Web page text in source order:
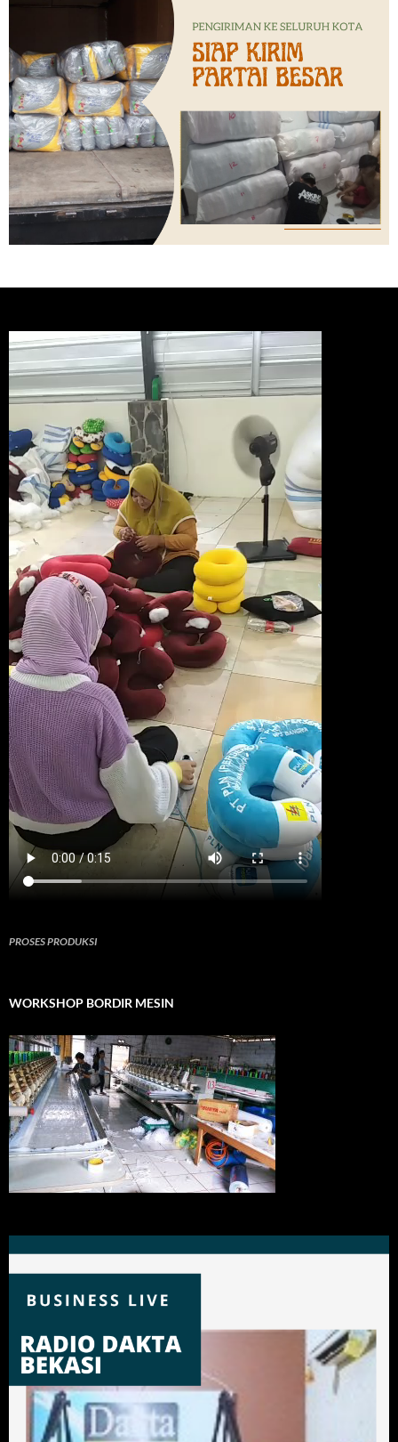
PROSES PRODUKSI
WORKSHOP BORDIR MESIN